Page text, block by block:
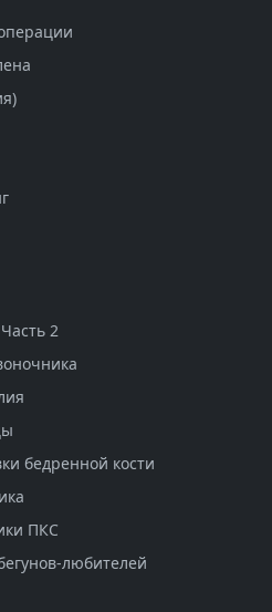
2
бедренной кости
ПКС
любителей